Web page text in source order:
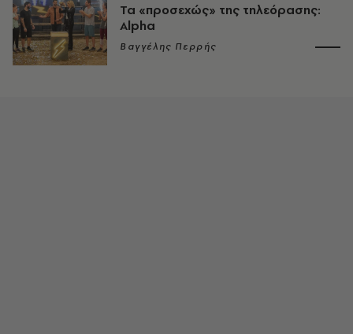
Τα «προσεχώς» της τηλεόρασης:
Alpha
Βαγγέλης Περρής